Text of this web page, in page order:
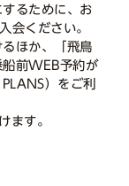
るために、お
会ください。
ほか、「飛鳥
前WEB予約が
）をご利
ます。